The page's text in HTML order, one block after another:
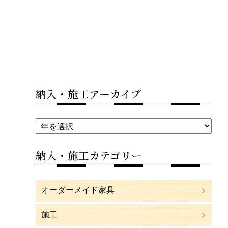
納入・施工アーカイブ
納入・施工カテゴリー
オーダーメイド家具
施工